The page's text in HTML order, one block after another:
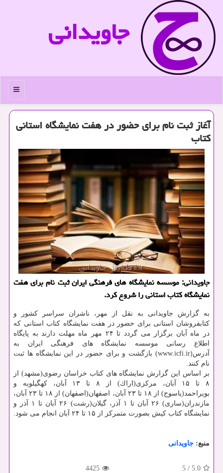
جاویدانی
منو
آغاز ثبت نام برای حضور در هفت نمایشگاه استانی
كتاب
جاویدانی: موسسه نمایشگاه های فرهنگی ایران ثبت نام برای هفت
نمایشگاه كتاب استانی را شروع كرد.
به گزارش جاویدانی به نقل از مهر، ناشران سراسر كشور و
كتابفروشان استانی برای حضور در هفت نمایشگاه كتاب استانی كه
در ماه آبان برگزار می گردد تا ۲۴ مهر ماه مهلت دارند به پایگاه
اطلاع رسانی موسسه نمایشگاه های فرهنگی ایران به
آدرس(www.icfi.ir) بازگشت و برای حضور در این نمایشگاه ها ثبت
نام كنند.
بر اساس این گزارش نمایشگاه های كتاب خراسان رضوی(مشهد) از
۸ تا ۱۵ آبان، مركزی(اراك) از ۸ تا ۱۳ آبان، كهگیلویه و
بویراحمد(یاسوج) از ۱۸ تا ۲۳ آبان، اصفهان(اصفهان) از ۱۸ تا ۲۳ آبان،
مازندران(ساری) ۲۶ آبان تا ۱ آذر، گیلان(رشت) ۲۶ آبان تا ۱ آذر و
نمایشگاه كتاب كیش بصورت متمركز از ۱۵ تا ۲۴ آبان انجام می شود.
منبع: جاویدانی
5.0
/
5
4425